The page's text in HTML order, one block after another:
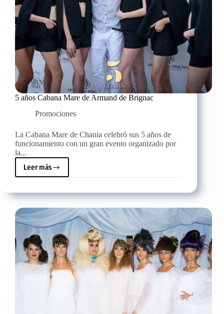
5 años Cabana Mare de Armand de Brignac
Promociones
La Cabana Mare de Chania celebró sus 5 años de
funcionamiento con un gran evento organizado por
la...
Leer más
5
años
Mare
de
Armand
de
Brignac